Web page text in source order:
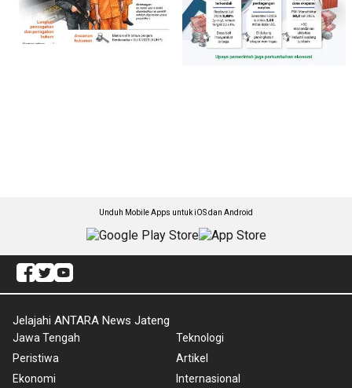
Unduh Mobile Apps untuk iOS dan Android
Jelajahi ANTARA News Jateng
Jawa Tengah
Peristiwa
Ekonomi
Teknologi
Artikel
Internasional